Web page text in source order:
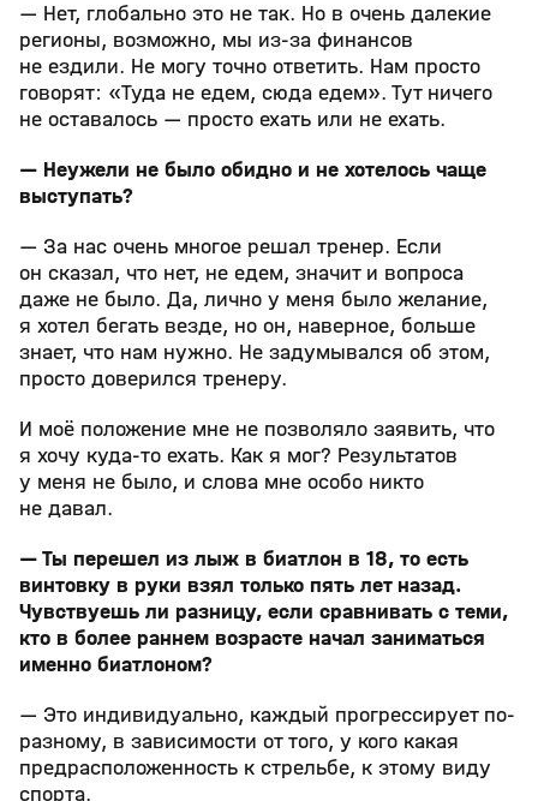
— Нет, глобально это не так. Но в очень далекие
регионы, возможно, мы из-за финансов
не ездили. Не могу точно ответить. Нам просто
говорят: «Туда не едем, сюда едем». Тут ничего
не оставалось — просто ехать или не ехать.
— Неужели не было обидно и не хотелось чаще
выступать?
— За нас очень многое решал тренер. Если
он сказал, что нет, не едем, значит и вопроса
даже не было. Да, лично у меня было желание,
я хотел бегать везде, но он, наверное, больше
знает, что нам нужно. Не задумывался об этом,
просто доверился тренеру.
И моё положение мне не позволяло заявить, что
я хочу куда-то ехать. Как я мог? Результатов
у меня не было, и слова мне особо никто
не давал.
— Ты перешел из лыж в биатлон в 18, то есть
винтовку в руки взял только пять лет назад.
Чувствуешь ли разницу, если сравнивать с теми,
кто в более раннем возрасте начал заниматься
именно биатлоном?
— Это индивидуально, каждый прогрессирует по-
разному, в зависимости от того, у кого какая
предрасположенность к стрельбе, к этому виду
спорта.